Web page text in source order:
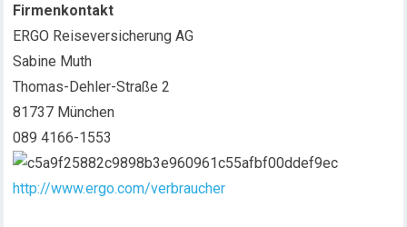
Firmenkontakt
ERGO Reiseversicherung AG
Sabine Muth
Thomas-Dehler-Straße 2
81737 München
089 4166-1553
http://www.ergo.com/verbraucher